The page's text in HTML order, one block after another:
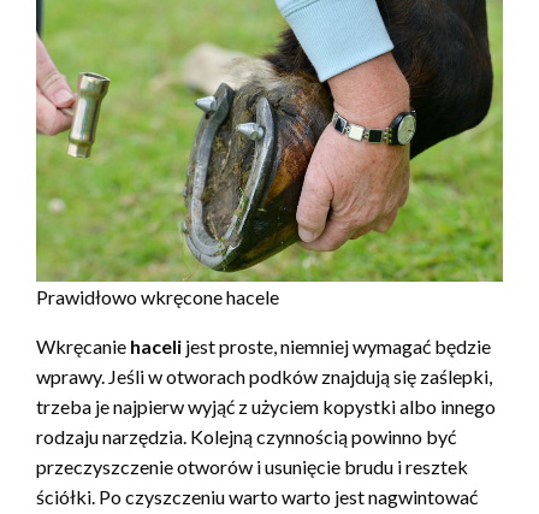
Prawidłowo wkręcone hacele
Wkręcanie haceli jest proste, niemniej wymagać będzie
wprawy. Jeśli w otworach podków znajdują się zaślepki,
trzeba je najpierw wyjąć z użyciem kopystki albo innego
rodzaju narzędzia. Kolejną czynnością powinno być
przeczyszczenie otworów i usunięcie brudu i resztek
ściółki. Po czyszczeniu warto warto jest nagwintować